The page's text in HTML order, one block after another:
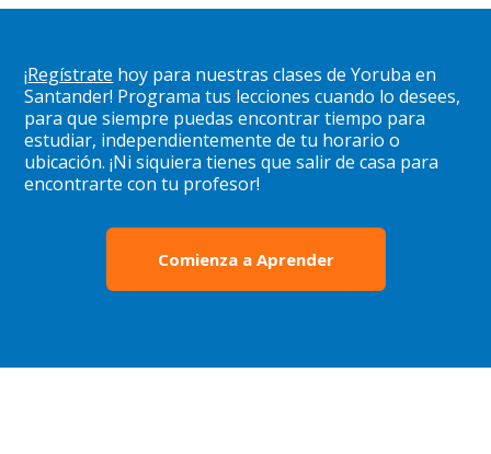
¡Regístrate hoy para nuestras clases de Yoruba en
Santander! Programa tus lecciones cuando lo desees,
para que siempre puedas encontrar tiempo para
estudiar, independientemente de tu horario o
ubicación. ¡Ni siquiera tienes que salir de casa para
encontrarte con tu profesor!
Comienza a Aprender